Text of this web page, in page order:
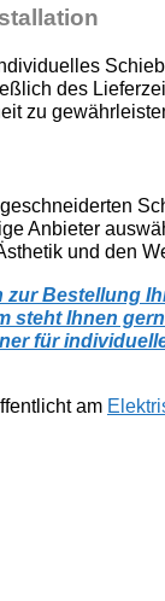
des
zu
Anbieter
und den
zur
steht Ihnen
für
am